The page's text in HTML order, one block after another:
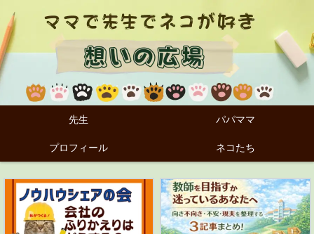
先生 パパママ
プロフィール ネコたち